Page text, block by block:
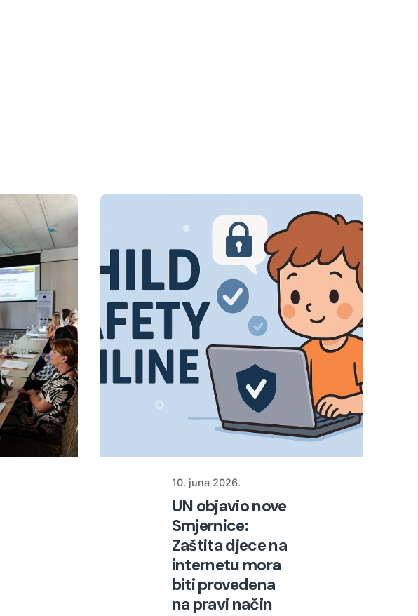
10. juna 2026.
UN objavio nove
Smjernice:
Zaštita djece na
internetu mora
biti provedena
na pravi način